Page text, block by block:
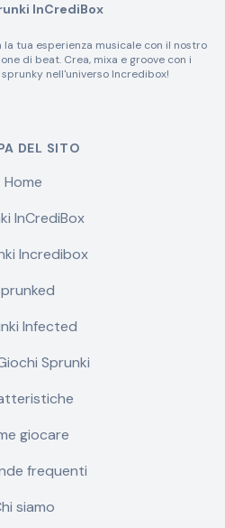
InCrediBox
tua esperienza musicale con il nostro
di beat. Crea, mixa e groove con i
nell'universo Incredibox!
DEL SITO
Home
InCrediBox
Incredibox
Infected
Sprunki
giocare
frequenti
siamo